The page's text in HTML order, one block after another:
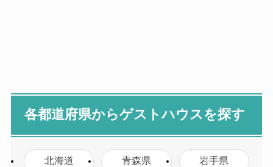
各都道府県からゲストハウスを探す
北海道 青森県 岩手県